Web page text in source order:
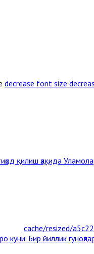
decrease font size
қилиш ҳақида
куни. Бир йиллик